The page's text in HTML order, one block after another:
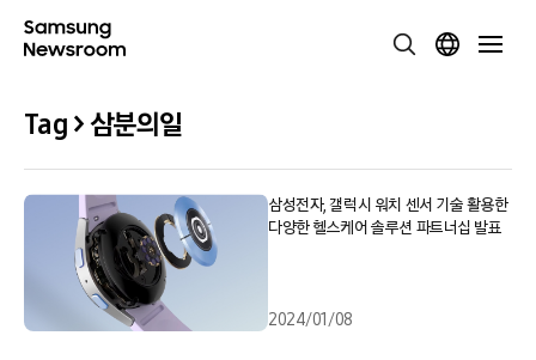
Tag > 삼분의일
삼성전자, 갤럭시 워치 센서 기술 활용한
다양한 헬스케어 솔루션 파트너십 발표
2024/01/08